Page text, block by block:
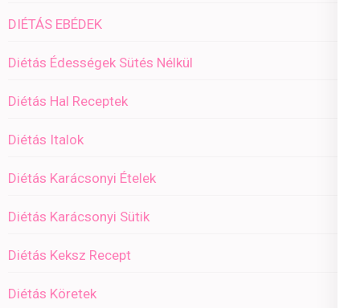
DIÉTÁS EBÉDEK
Diétás Édességek Sütés Nélkül
Diétás Hal Receptek
Diétás Italok
Diétás Karácsonyi Ételek
Diétás Karácsonyi Sütik
Diétás Keksz Recept
Diétás Köretek